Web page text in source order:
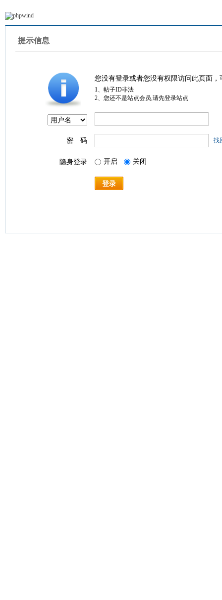
提示信息
您没有登录或者您没有权限访问此页面
1、帖子ID非法
2、您还不是站点会员,请先登录站点
密 码 找
隐身登录 开启 关闭
登录